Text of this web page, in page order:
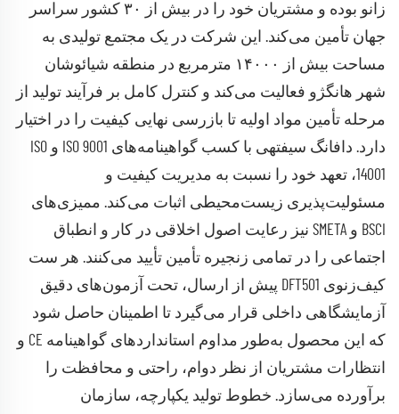
زانو بوده و مشتریان خود را در بیش از ۳۰ کشور سراسر
جهان تأمین می‌کند. این شرکت در یک مجتمع تولیدی به
مساحت بیش از ۱۴۰۰۰ مترمربع در منطقه شیائوشان
شهر هانگژو فعالیت می‌کند و کنترل کامل بر فرآیند تولید از
مرحله تأمین مواد اولیه تا بازرسی نهایی کیفیت را در اختیار
دارد. دافانگ سیفتهی با کسب گواهینامه‌های ISO 9001 و ISO
14001، تعهد خود را نسبت به مدیریت کیفیت و
مسئولیت‌پذیری زیست‌محیطی اثبات می‌کند. ممیزی‌های
BSCI و SMETA نیز رعایت اصول اخلاقی در کار و انطباق
اجتماعی را در تمامی زنجیره تأمین تأیید می‌کنند. هر ست
کیف‌زنوی DFT501 پیش از ارسال، تحت آزمون‌های دقیق
آزمایشگاهی داخلی قرار می‌گیرد تا اطمینان حاصل شود
که این محصول به‌طور مداوم استانداردهای گواهینامه CE و
انتظارات مشتریان از نظر دوام، راحتی و محافظت را
برآورده می‌سازد. خطوط تولید یکپارچه، سازمان